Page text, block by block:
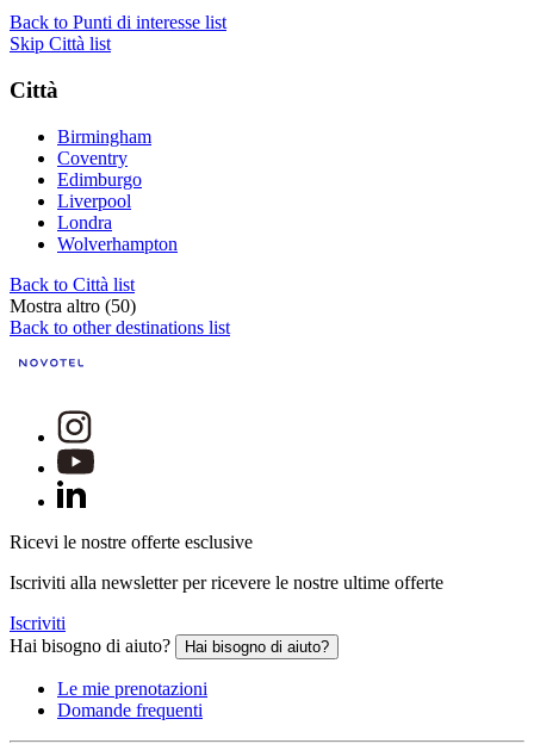
Back to Punti di interesse list
Skip Città list
Città
Birmingham
Coventry
Edimburgo
Liverpool
Londra
Wolverhampton
Back to Città list
Mostra altro (50)
Back to other destinations list
Ricevi le nostre offerte esclusive
Iscriviti alla newsletter per ricevere le nostre ultime offerte
Iscriviti
Hai bisogno di aiuto?
Hai bisogno di aiuto?
Le mie prenotazioni
Domande frequenti